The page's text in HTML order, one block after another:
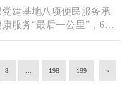
建基地八项便民服务承
服务“最后一公里”，6月
医院党委组织第一、
8 198 199 »